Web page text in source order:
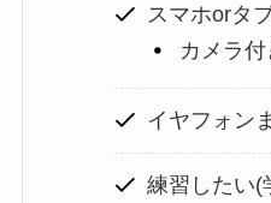
スマホorタ
カメラ付
イヤフォン
練習したい(